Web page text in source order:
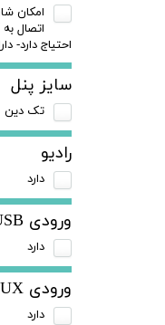
امکان
احتیاج دارد-
سایز پنل
تک دین
رادیو
دارد
ورودی USB
دارد
ورودی AUX
دارد